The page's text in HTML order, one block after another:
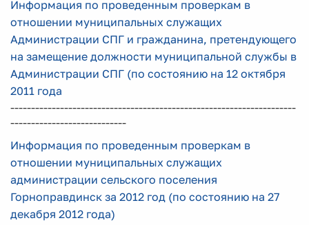
Информация по проведенным проверкам в
отношении муниципальных служащих
Администрации СПГ и гражданина, претендующего
на замещение должности муниципальной службы в
Администрации СПГ (по состоянию на 12 октября
2011 года
---------------------------------------------------------------------
----------------------------
Информация по проведенным проверкам в
отношении муниципальных служащих
администрации сельского поселения
Горноправдинск за 2012 год (по состоянию на 27
декабря 2012 года)